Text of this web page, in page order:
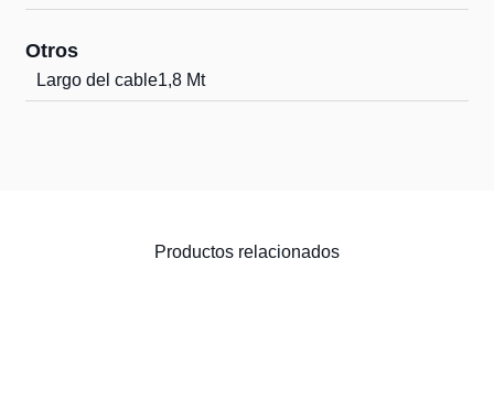
Otros
Largo del cable1,8 Mt
Productos relacionados